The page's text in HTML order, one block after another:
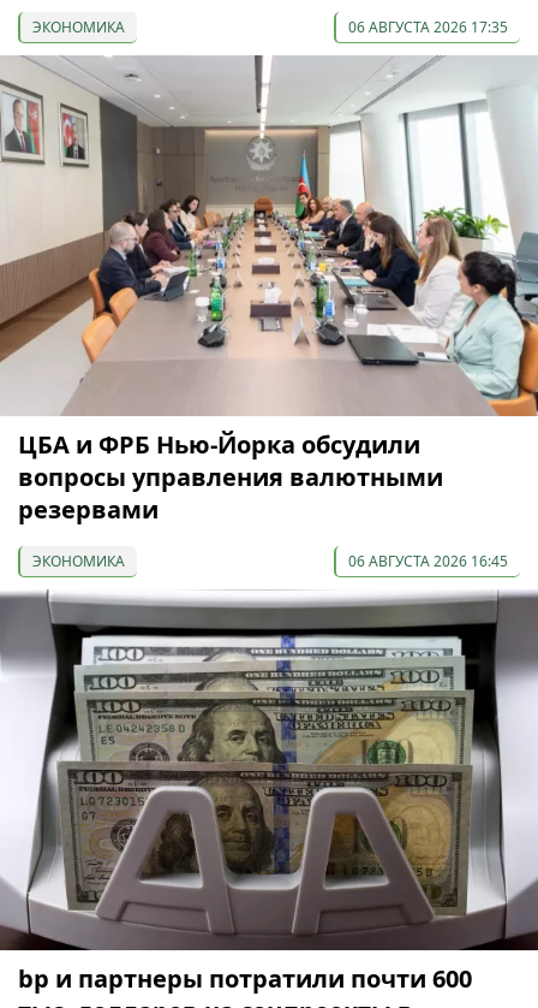
ЭКОНОМИКА 06 АВГУСТА 2026 17:35
ЦБА и ФРБ Нью-Йорка обсудили
вопросы управления валютными
резервами
ЭКОНОМИКА 06 АВГУСТА 2026 16:45
bp и партнеры потратили почти 600